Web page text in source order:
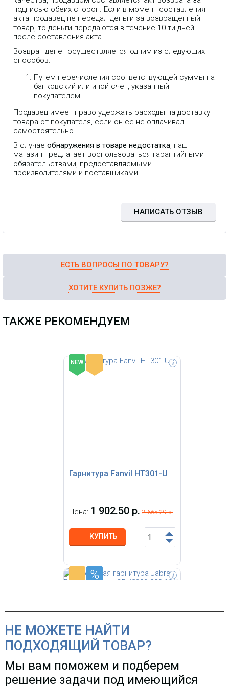
подписью обеих сторон. Если в момент составления
акта продавец не передал деньги за возвращенный
товар, то деньги передаются в течение 10-ти дней
после составления акта.
Возврат денег осуществляется одним из следующих
способов:
Путем перечисления соответствующей суммы на
банковский или иной счет, указанный
покупателем.
Продавец имеет право удержать расходы на доставку
товара от покупателя, если он ее не оплачивал
самостоятельно.
В случае обнаружения в товаре недостатка, наш
магазин предлагает воспользоваться гарантийными
обязательствами, предоставляемыми
производителями и поставщиками.
НАПИСАТЬ ОТЗЫВ
ЕСТЬ ВОПРОСЫ ПО ТОВАРУ?
ХОТИТЕ КУПИТЬ ПОЗЖЕ?
ТАКЖЕ РЕКОМЕНДУЕМ
NEW
Гарнитура Fanvil HT301-U
Цена: 1 902.50 р. 2 665.29 р.
КУПИТЬ
i
Гарнитура Fanvil HT301-U
проводная USB моногарнитура,
% i
широкополосного аудиодиапазона,
отключения), HD Voice,
шумоподавление
НЕ МОЖЕТЕ НАЙТИ
ПОДХОДЯЩИЙ ТОВАР?
Мы вам поможем и подберем
решение задачи под имеющийся